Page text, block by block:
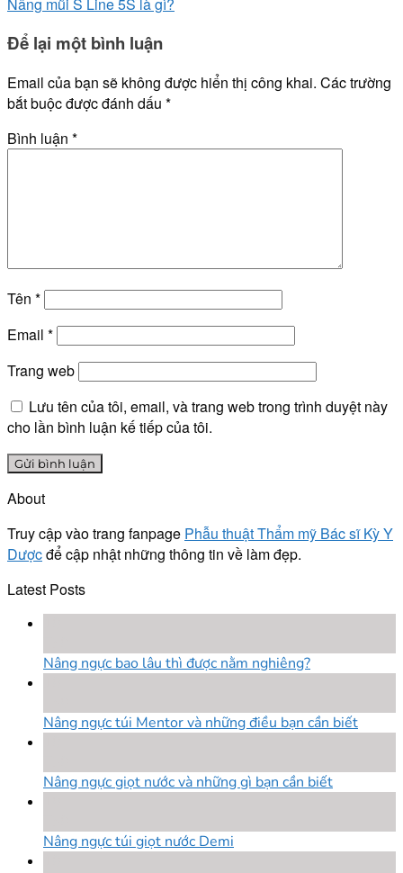
Để lại một bình luận
Email của bạn sẽ không được hiển thị công khai. Các trường
bắt buộc được đánh dấu *
Bình luận *
Tên *
Email *
Trang web
Lưu tên của tôi, email, và trang web trong trình duyệt này
cho lần bình luận kế tiếp của tôi.
About
Truy cập vào trang fanpage Phẫu thuật Thẩm mỹ Bác sĩ Kỳ Y
Dượcđể cập nhật những thông tin về làm đẹp.
Latest Posts
Nâng ngực bao lâu thì được nằm nghiêng?
Nâng ngực túi Mentor và những điều bạn cần biết
Nâng ngực giọt nước và những gì bạn cần biết
Nâng ngực túi giọt nước Demi